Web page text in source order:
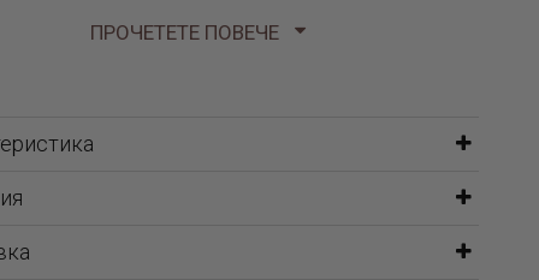
бижута
ПРОЧЕТЕТЕ ПОВЕЧЕ